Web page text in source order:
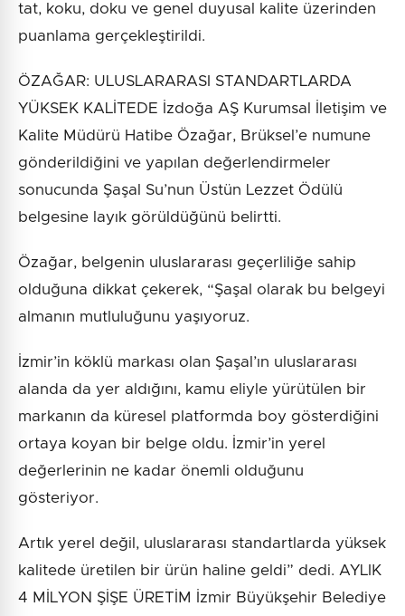
tat, koku, doku ve genel duyusal kalite üzerinden
puanlama gerçekleştirildi.
ÖZAĞAR: ULUSLARARASI STANDARTLARDA
YÜKSEK KALİTEDE İzdoğa AŞ Kurumsal İletişim ve
Kalite Müdürü Hatibe Özağar, Brüksel’e numune
gönderildiğini ve yapılan değerlendirmeler
sonucunda Şaşal Su’nun Üstün Lezzet Ödülü
belgesine layık görüldüğünü belirtti.
Özağar, belgenin uluslararası geçerliliğe sahip
olduğuna dikkat çekerek, “Şaşal olarak bu belgeyi
almanın mutluluğunu yaşıyoruz.
İzmir’in köklü markası olan Şaşal’ın uluslararası
alanda da yer aldığını, kamu eliyle yürütülen bir
markanın da küresel platformda boy gösterdiğini
ortaya koyan bir belge oldu. İzmir’in yerel
değerlerinin ne kadar önemli olduğunu
gösteriyor.
Artık yerel değil, uluslararası standartlarda yüksek
kalitede üretilen bir ürün haline geldi” dedi. AYLIK
4 MİLYON ŞİŞE ÜRETİM İzmir Büyükşehir Belediye